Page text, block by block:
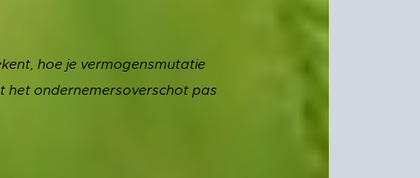
hoe je vermogensmutatie
het ondernemersoverschot pas